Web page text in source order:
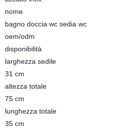
nome
bagno doccia wc sedia wc
oem/odm
disponibilità
larghezza sedile
31 cm
altezza totale
75 cm
lunghezza totale
35 cm